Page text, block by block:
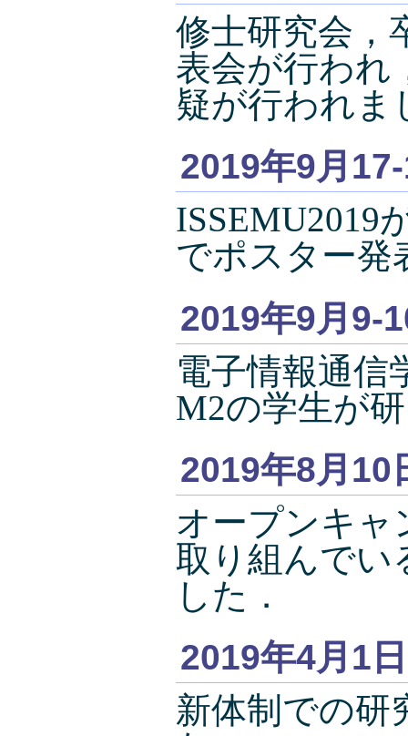
修士研究会，
表会が行われ
疑が行われま
2019年9月
ISSEMU2019
でポスター発
2019年9月9-
電子情報通信
M2の学生が
2019年8月10
オープンキャ
取り組んでい
した．
2019年4月1日
新体制での研